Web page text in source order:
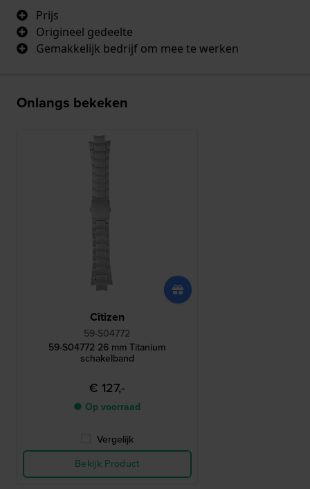
Prijs
Origineel gedeelte
Gemakkelijk bedrijf om mee te werken
Onlangs bekeken
Citizen
59-S04772
59-S04772 26 mm Titanium
schakelband
€ 127,-
● Op voorraad
Vergelijk
Bekijk Product